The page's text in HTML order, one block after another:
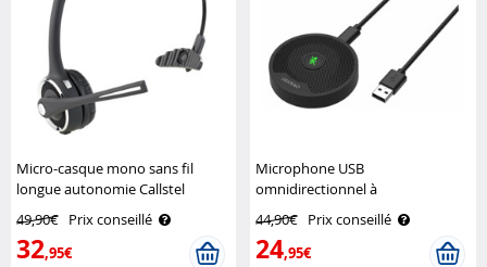
Micro-casque mono sans fil
longue autonomie Callstel
49,90€ Prix conseillé
32,95€
Microphone USB
omnidirectionnel à
condensateur Auvisio
44,90€ Prix conseillé
24,95€